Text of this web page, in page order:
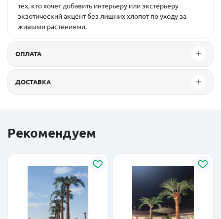
тех, кто хочет добавить интерьеру или экстерьеру
экзотический акцент без лишних хлопот по уходу за
живыми растениями.
ОПЛАТА
ДОСТАВКА
Рекомендуем